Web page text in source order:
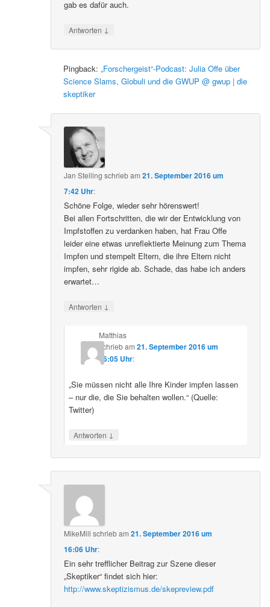
gab es dafür auch.
Antworten ↓
Pingback:„Forschergeist“-Podcast: Julia Offe über
Science Slams, Globuli und die GWUP @ gwup | die
skeptiker
Jan Stelling schriebam21. September 2016 um
7:42 Uhr:
Schöne Folge, wieder sehr hörenswert!
Bei allen Fortschritten, die wir der Entwicklung von
Impfstoffen zu verdanken haben, hat Frau Offe
leider eine etwas unreflektierte Meinung zum Thema
Impfen und stempelt Eltern, die ihre Eltern nicht
impfen, sehr rigide ab. Schade, das habe ich anders
erwartet…
Antworten ↓
Matthias
schriebam 21. September 2016 um
16:05 Uhr:
„Sie müssen nicht alle Ihre Kinder impfen lassen
– nur die, die Sie behalten wollen.“ (Quelle:
Twitter)
Antworten ↓
MikeMill schriebam21. September 2016 um
16:06 Uhr:
Ein sehr trefflicher Beitrag zur Szene dieser
„Skeptiker“ findet sich hier:
http://www.skeptizismus.de/skepreview.pdf